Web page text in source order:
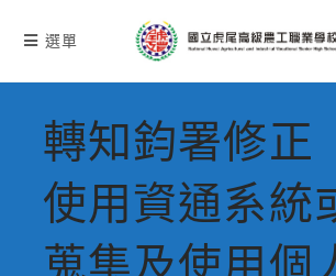
選單
轉知鈞署修正
使用資通系統
蒐集及使用個